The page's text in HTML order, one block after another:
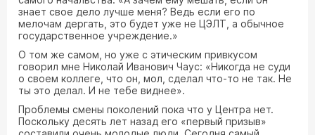
знает свое дело лучше меня? Ведь если его по
мелочам дергать, это будет уже не ЦЭЛТ, а обычное
государственное учреждение.»
О том же самом, но уже с этическим привкусом
говорил мне Николай Иванович Чаус: «Никогда не суди
о своем коллеге, что он, мол, сделал что-то не так. Не
ты это делал. И не тебе виднее».
Проблемы смены поколений пока что у Центра нет.
Поскольку десять лет назад его «первый призыв»